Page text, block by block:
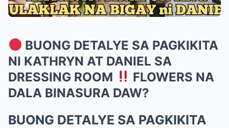
BUONG DETALYE SA PAGKIKITA
NI KATHRYN AT DANIEL SA
DRESSING ROOM
FLOWERS NA
DALA BINASURA DAW?
BUONG DETALYE SA PAGKIKITA